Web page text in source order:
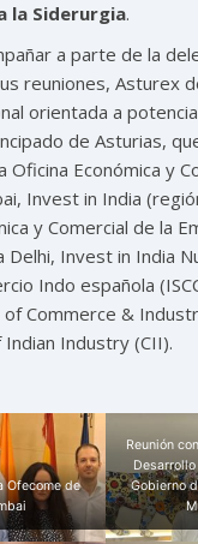
la Siderurgia.
a parte de la
reuniones, Asturex
orientada a
de Asturias,
Oficina Económica y
Invest in India
y Comercial de la
Delhi, Invest in India
Indo española
of Commerce &
Industry (CII).
Ofecome de
Reunión
Gobierno